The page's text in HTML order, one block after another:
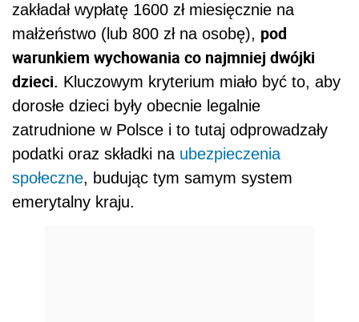
zakładał wypłatę 1600 zł miesięcznie na
małżeństwo (lub 800 zł na osobę), pod
warunkiem wychowania co najmniej dwójki
dzieci. Kluczowym kryterium miało być to, aby
dorosłe dzieci były obecnie legalnie
zatrudnione w Polsce i to tutaj odprowadzały
podatki oraz składki na ubezpieczenia
społeczne, budując tym samym system
emerytalny kraju.